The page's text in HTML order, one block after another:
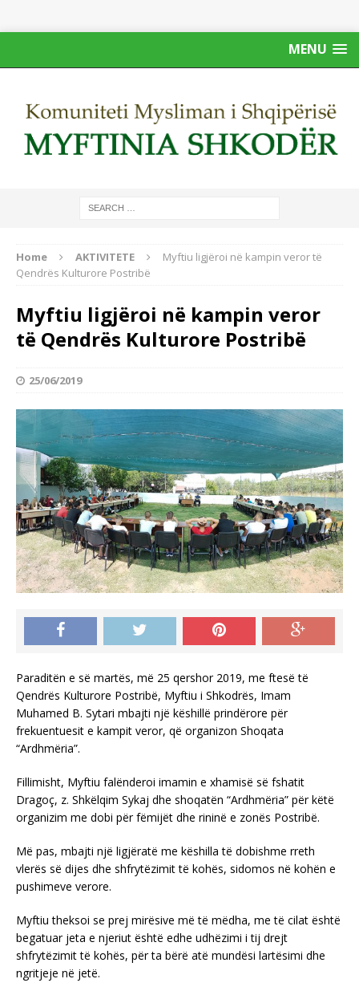
MENU
Home AKTIVITETE
Myftiu ligjëroi në kampin veror të
Qendrës Kulturore Postribë
Myftiu ligjëroi në kampin veror
të Qendrës Kulturore Postribë
25/06/2019
Paraditën e së martës, më 25 qershor 2019, me ftesë të
Qendrës Kulturore Postribë, Myftiu i Shkodrës, Imam
Muhamed B. Sytari mbajti një këshillë prindërore për
frekuentuesit e kampit veror, që organizon Shoqata
“Ardhmëria”.
Fillimisht, Myftiu falënderoi imamin e xhamisë së fshatit
Dragoç, z. Shkëlqim Sykaj dhe shoqatën “Ardhmëria” për këtë
organizim me dobi për fëmijët dhe rininë e zonës Postribë.
Më pas, mbajti një ligjëratë me këshilla të dobishme rreth
vlerës së dijes dhe shfrytëzimit të kohës, sidomos në kohën e
pushimeve verore.
Myftiu theksoi se prej mirësive më të mëdha, me të cilat është
begatuar jeta e njeriut është edhe udhëzimi i tij drejt
shfrytëzimit të kohës, për ta bërë atë mundësi lartësimi dhe
ngritjeje në jetë.